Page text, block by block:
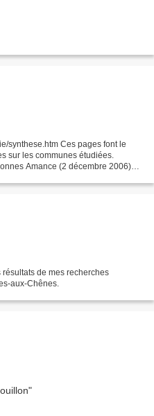
synthese.htm Ces pages font le
sur les communes étudiées.
Amance (2 décembre 2006)
de mes recherches
aux-Chênes.